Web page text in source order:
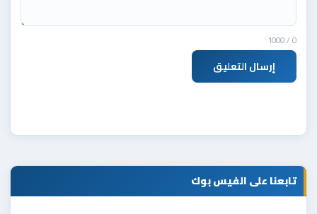
0
/ 1000
إرسال التعليق
تابعنا على الفيس بوك